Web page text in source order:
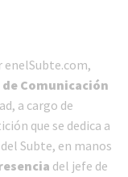
enelSubte.com,
Comunicación
a cargo de
que se dedica a
Subte, en manos
del jefe de